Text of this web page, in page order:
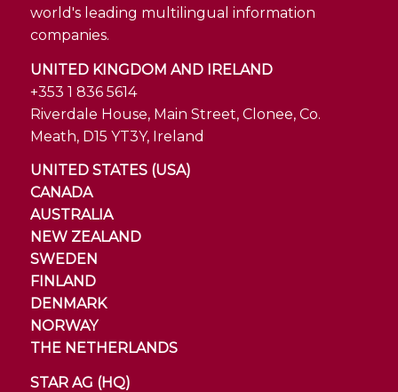
world's leading multilingual information
companies.
UNITED KINGDOM AND IRELAND
+353 1 836 5614
Riverdale House, Main Street, Clonee, Co.
Meath, D15 YT3Y, Ireland
UNITED STATES (USA)
CANADA
AUSTRALIA
NEW ZEALAND
SWEDEN
FINLAND
DENMARK
NORWAY
THE NETHERLANDS
STAR AG (HQ)